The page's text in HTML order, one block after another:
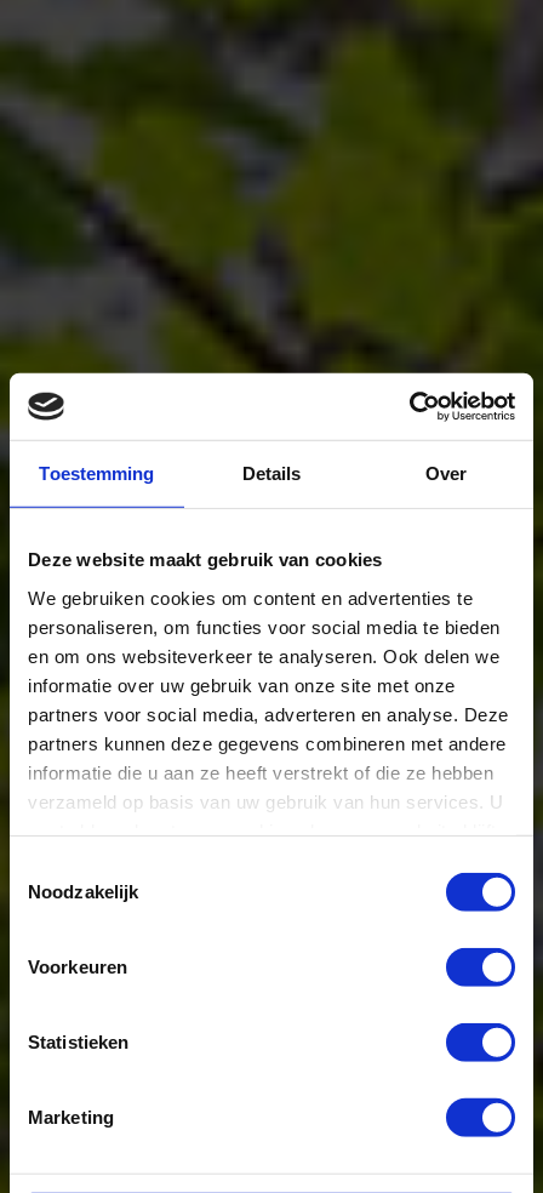
Toestemming Details Over
Deze website maakt gebruik van cookies
We gebruiken cookies om content en advertenties te
personaliseren, om functies voor social media te bieden
en om ons websiteverkeer te analyseren. Ook delen we
informatie over uw gebruik van onze site met onze
partners voor social media, adverteren en analyse. Deze
partners kunnen deze gegevens combineren met andere
informatie die u aan ze heeft verstrekt of die ze hebben
verzameld op basis van uw gebruik van hun services. U
Noodzakelijk
Voorkeuren
Statistieken
Marketing
AVONTUURLIJKE
ZOMERKAMPEN